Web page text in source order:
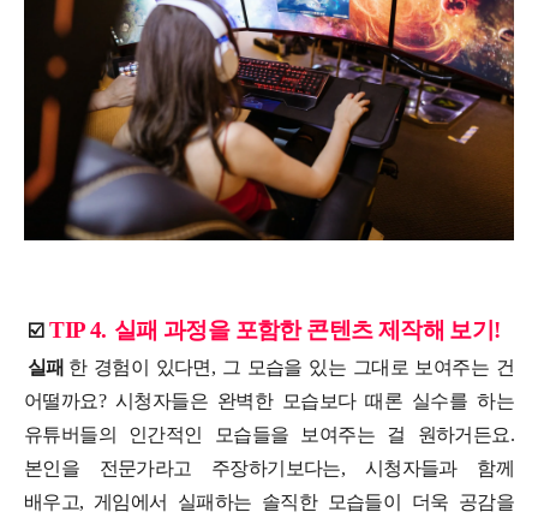
☑️ TIP 4. 실패 과정을 포함한 콘텐츠 제작해 보기!
실패 한 경험이 있다면, 그 모습을 있는 그대로 보여주는 건
어떨까요? 시청자들은 완벽한 모습보다 때론 실수를 하는
유튜버들의 인간적인 모습들을 보여주는 걸 원하거든요.
본인을 전문가라고 주장하기보다는, 시청자들과 함께
배우고, 게임에서 실패하는 솔직한 모습들이 더욱 공감을